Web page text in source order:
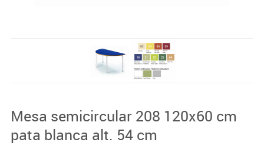
Mesa semicircular 208 120x60 cm
pata blanca alt. 54 cm